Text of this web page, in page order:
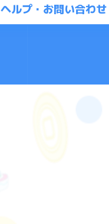
ヘルプ・お問い合わせ